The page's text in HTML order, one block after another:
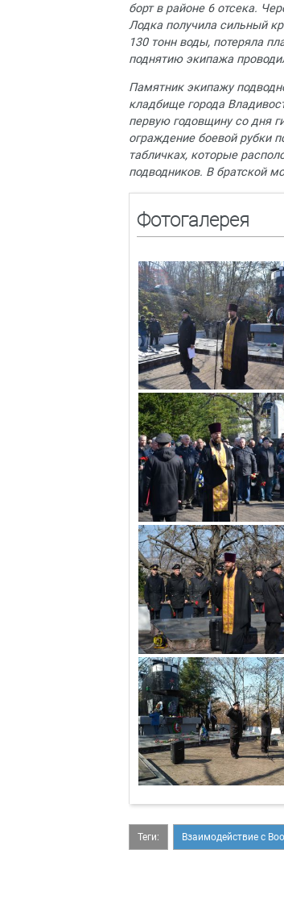
борт в районе 6 отсека.
Лодка получила сильный
130 тонн воды, потеряла
поднятию экипажа
Памятник экипажу
кладбище города
первую годовщину со дня
ограждение боевой рубки
табличках, которые
подводников. В братской
Фотогалерея
Теги: Взаимодействие с